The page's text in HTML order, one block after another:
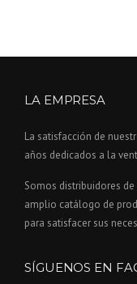
LA EMPRESA
La satisfacción de
años dedicados a la
Somos distribuidores
amplio catálogo de
para satisfacer sus
SÍGUENOS EN